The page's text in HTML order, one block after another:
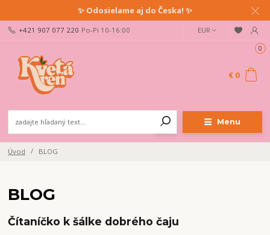
✨ Odosielame aj do Česka! ✨
Menu
EUR
+421 907 077 220 Po-Pi 10-16:00
0
€ 0
Úvod BLOG
BLOG
Čítaníčko k šálke dobrého čaju